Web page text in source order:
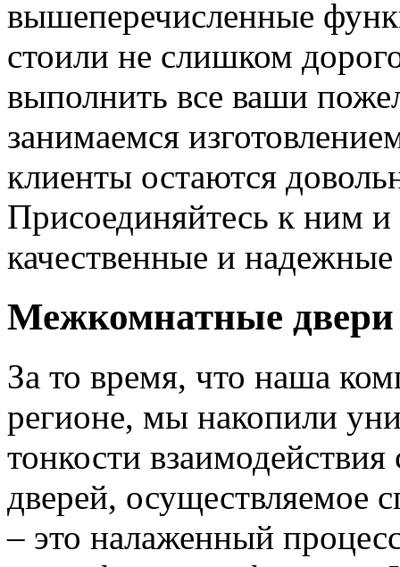
вышеперечисленные
стоили не слишком
выполнить все ваши
занимаемся
клиенты остаются
Присоединяйтесь к ним
качественные и
Межкомнатные двери
За то время, что наша
регионе, мы накопили
тонкости
дверей, осуществляемое
– это налаженный